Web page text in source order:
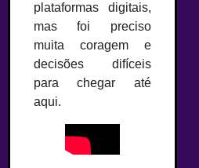
plataformas digitais,
mas foi preciso
muita coragem e
decisões difíceis
para chegar até
aqui.